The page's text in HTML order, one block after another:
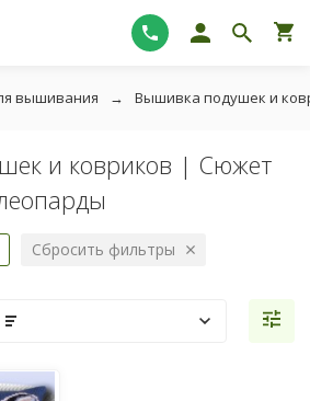
вышивания Вышивка подушек и
и ковриков | Сюжет
Сбросить фильтры